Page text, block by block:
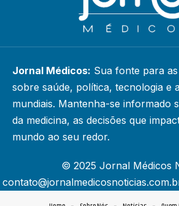
Jornal Médicos: Sua fonte para
sobre saúde, política, tecnologia e
mundiais. Mantenha-se informado
da medicina, as decisões que
mundo ao seu redor.
© 2025 Jornal Médicos